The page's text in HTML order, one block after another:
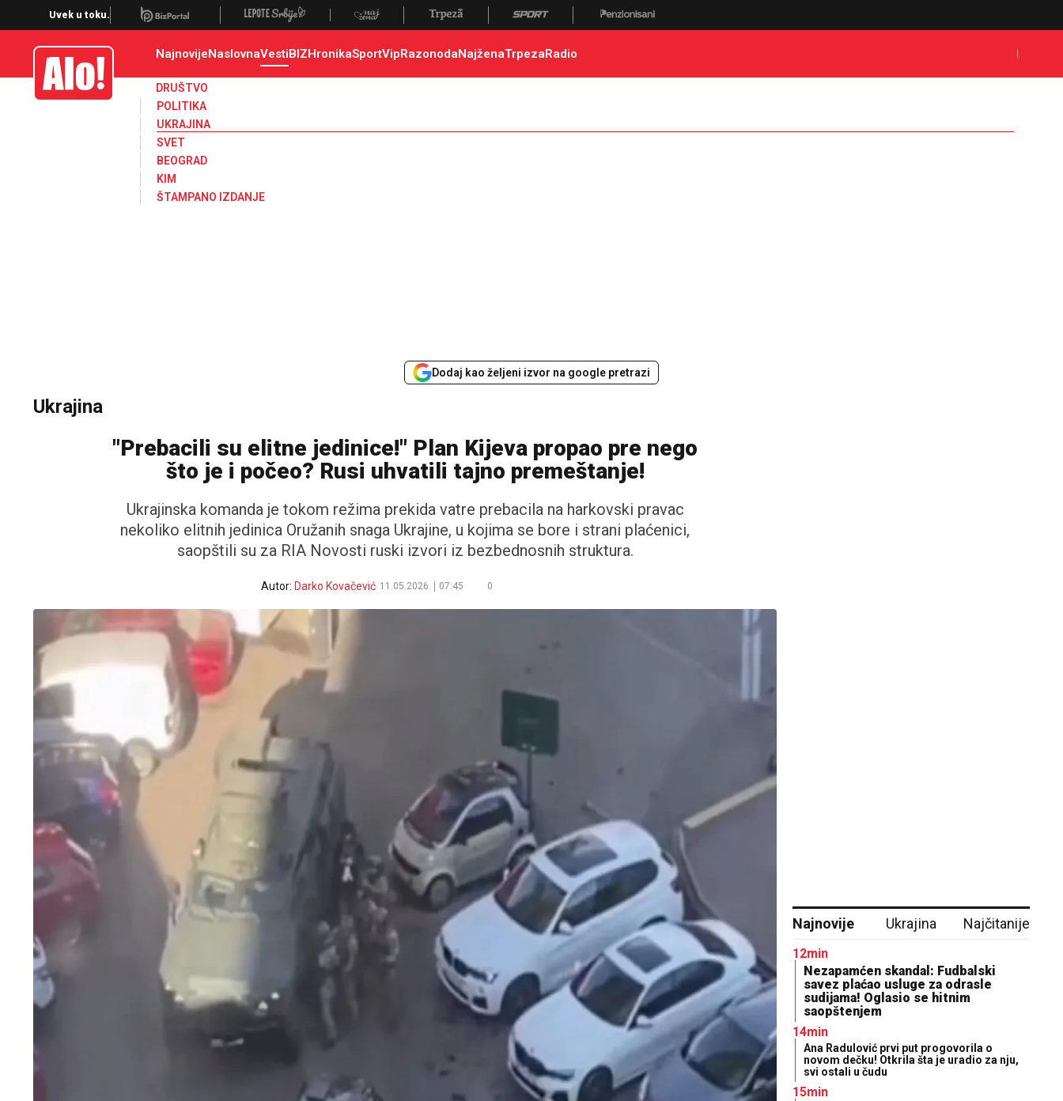
Uvek u toku.
Alo NajnovijeNaslovnaVestiBIZHronikaSportVipRazonodaNajženaTrpezaRadio
DRUŠTVO
POLITIKA
UKRAJINA
SVET
BEOGRAD
KIM
ŠTAMPANO IZDANJE
Dodaj kao željeni izvor na google pretrazi
Ukrajina
"Prebacili su elitne jedinice!" Plan Kijeva propao pre nego
što je i počeo? Rusi uhvatili tajno premeštanje!
Ukrajinska komanda je tokom režima prekida vatre prebacila na harkovski pravac
nekoliko elitnih jedinica Oružanih snaga Ukrajine, u kojima se bore i strani plaćenici,
saopštili su za RIA Novosti ruski izvori iz bezbednosnih struktura.
Autor: Darko Kovačević 11.05.2026. 07:45 0
Najnovije Ukrajina Najčitanije
12min
Nezapamćen skandal: Fudbalski
savez plaćao usluge za odrasle
sudijama! Oglasio se hitnim
saopštenjem
14min
Ana Radulović prvi put progovorila o
novom dečku! Otkrila šta je uradio za nju,
svi ostali u čudu
15min